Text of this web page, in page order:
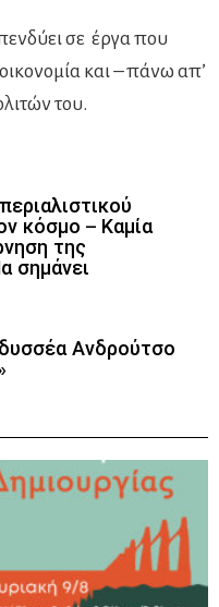
σε έργα που
και – πάνω απ’
του.
κόσμο – Καμία
της
σημάνει
Ανδρούτσο